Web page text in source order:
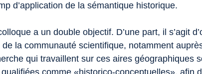
d’application de la sémantique historique.
a un double objectif. D’une part, il s’agit
de la communauté scientifique, notamment
qui travaillent sur ces aires géographiques
comme «historico-conceptuelles», afin